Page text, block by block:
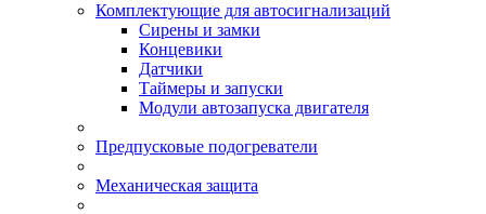
Комплектующие для автосигнализаций
Сирены и замки
Концевики
Датчики
Таймеры и запуски
Модули автозапуска двигателя
Предпусковые подогреватели
Механическая защита